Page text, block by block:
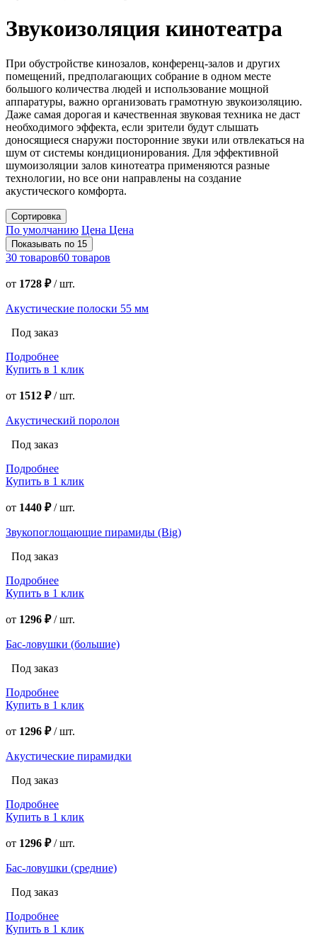
Звукоизоляция кинотеатра
При обустройстве кинозалов, конференц-залов и других
помещений, предполагающих собрание в одном месте
большого количества людей и использование мощной
аппаратуры, важно организовать грамотную звукоизоляцию.
Даже самая дорогая и качественная звуковая техника не даст
необходимого эффекта, если зрители будут слышать
доносящиеся снаружи посторонние звуки или отвлекаться на
шум от системы кондиционирования. Для эффективной
шумоизоляции залов кинотеатра применяются разные
технологии, но все они направлены на создание
акустического комфорта.
Сортировка
По умолчанию Цена Цена
Показывать по 15
30 товаров60 товаров
от 1728 ₽/шт.
Акустические полоски 55 мм
Под заказ
Подробнее
Купить в 1 клик
от 1512 ₽/шт.
Акустический поролон
Под заказ
Подробнее
Купить в 1 клик
от 1440 ₽/шт.
Звукопоглощающие пирамиды (Big)
Под заказ
Подробнее
Купить в 1 клик
от 1296 ₽/шт.
Бас-ловушки (большие)
Под заказ
Подробнее
Купить в 1 клик
от 1296 ₽/шт.
Акустические пирамидки
Под заказ
Подробнее
Купить в 1 клик
от 1296 ₽/шт.
Бас-ловушки (средние)
Под заказ
Подробнее
Купить в 1 клик